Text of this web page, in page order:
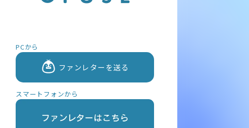
PCから
ファンレターを送る
スマートフォンから